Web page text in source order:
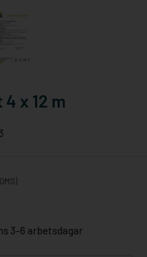
x 12 m
3-6 arbetsdagar